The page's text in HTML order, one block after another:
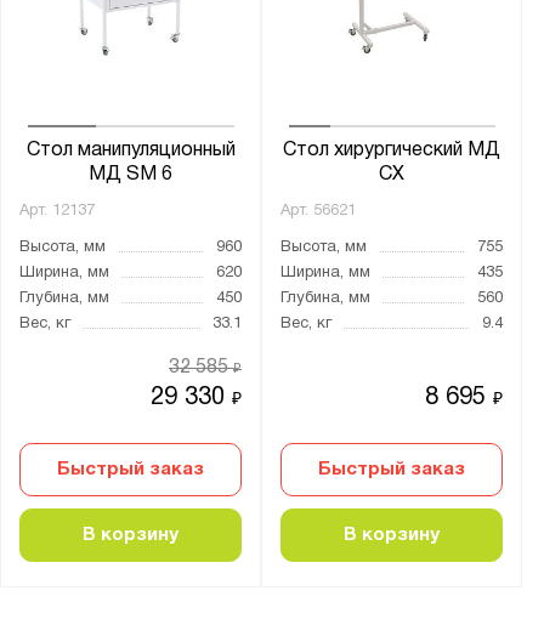
Стол манипуляционный
МД SM 6
Арт. 12137
Высота, мм
960
Ширина, мм
620
Глубина, мм
450
Вес, кг
33.1
29 330₽
32 585₽
Быстрый заказ
В корзину
Стол хирургический МД
СХ
Арт. 56621
Высота, мм
755
Ширина, мм
435
Глубина, мм
560
Вес, кг
9.4
8 695₽
Быстрый заказ
В корзину